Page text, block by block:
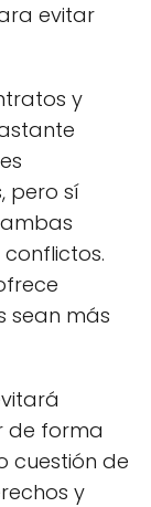
evitar
y
pero sí
sean más
de forma
cuestión de
y